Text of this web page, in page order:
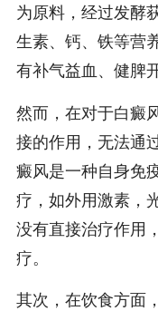
为原料，经过发酵
生素、钙、铁等营
有补气益血、健脾
然而，在对于白癜
接的作用，无法通
癜风是一种自身免
疗，如外用激素，
没有直接治疗作用
疗。
其次，在饮食方面